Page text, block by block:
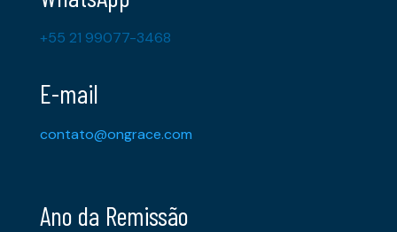
+55 21 99077-3468
E-mail
contato@ongrace.com
Ano da Remissão